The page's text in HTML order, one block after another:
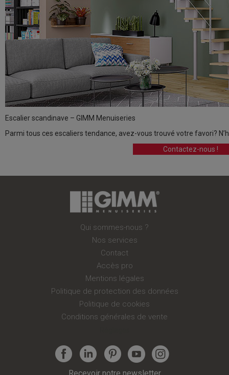
Escalier scandinave – GIMM Menuiseries
Parmi tous ces escaliers tendance, avez-vous trouvé votre favori?
Contactez-nous !
Qui sommes-nous ?
Nos services
Contact
Accès pro
Mentions légales
Politique de protection des données
Politique de cookies
Conditions générales de vente